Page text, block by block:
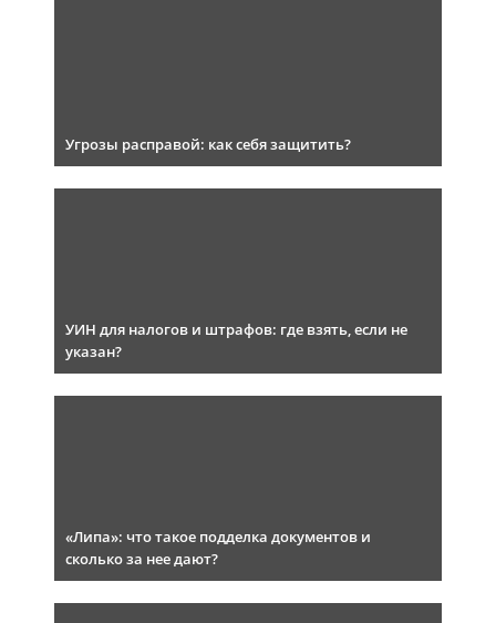
Угрозы расправой: как себя защитить?
УИН для налогов и штрафов: где взять, если не
указан?
«Липа»: что такое подделка документов и
сколько за нее дают?